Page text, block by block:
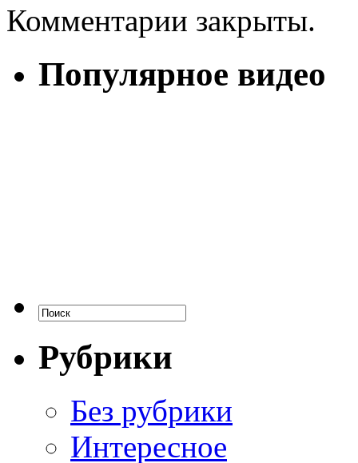
Комментарии закрыты.
Популярное видео
Рубрики
Без рубрики
Интересное